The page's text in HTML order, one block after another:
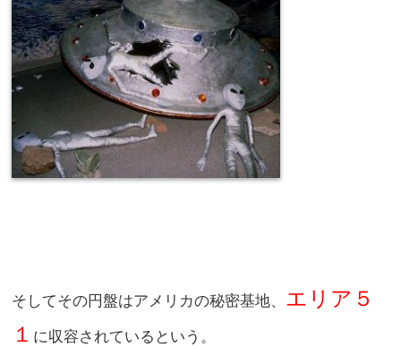
そしてその円盤はアメリカの秘密基地、 エリア５
１ に収容されているという。